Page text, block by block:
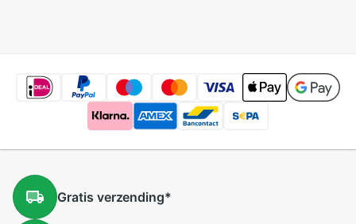
Gratis verzending*